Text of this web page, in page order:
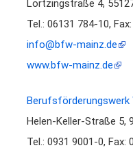
Lortzingstraße 4,
Tel.: 06131 784-10,
info@bfw-mainz.de
www.bfw-mainz.de
Berufsförderungswerk
Helen-Keller-Straße 5,
Tel.: 0931 9001-0, Fax: